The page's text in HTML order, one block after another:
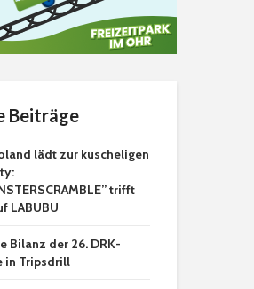
Beiträge
lädt zur kuscheligen
trifft
LABUBU
Bilanz der 26. DRK-
in Tripsdrill